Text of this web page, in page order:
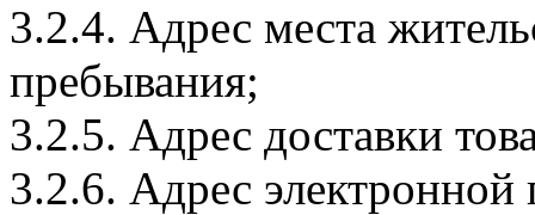
3.2.4. Адрес места
пребывания;
3.2.5. Адрес доставки
3.2.6. Адрес электронной